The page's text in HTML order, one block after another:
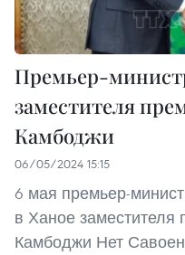
Премьер-
заместителя
Камбоджи
06/05/2024 15:15
6 мая премьер-
в Ханое заместителя
Камбоджи Нет